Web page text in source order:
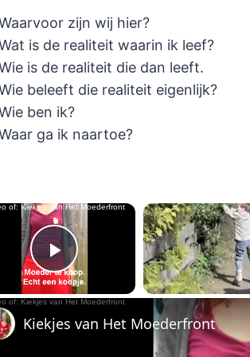
zijn wij hier?
is de realiteit waarin ik leef?
is de realiteit die dan leeft.
beleeft die realiteit eigenlijk?
ben ik?
ga ik naartoe?
×
Play Video
Now Playing
Kiekjes van Het Moederfront